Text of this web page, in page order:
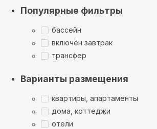
Популярные фильтры
бассейн
включён завтрак
трансфер
Варианты размещения
квартиры, апартаменты
дома, коттеджи
отели